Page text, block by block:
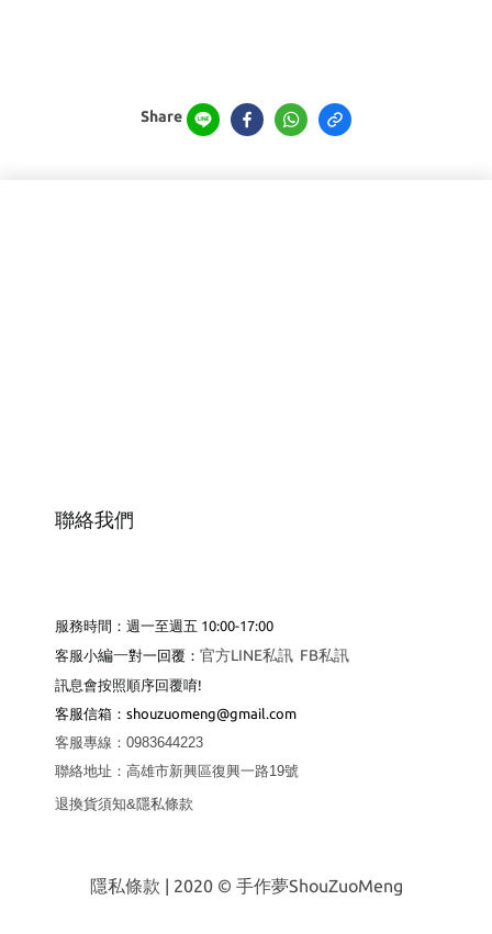
Share
聯絡我們
服務時間：週一至週五 10:00-17:00
客服小編一對一回覆： 官方LINE私訊 FB私訊
訊息會按照順序回覆唷!
客服信箱：shouzuomeng@gmail.com
客服專線 ： 0983644223
聯絡地址 ： 高雄市新興區復興一路19號
退換貨須知&隱私條款
隱私條款 | 2020 © 手作夢ShouZuoMeng